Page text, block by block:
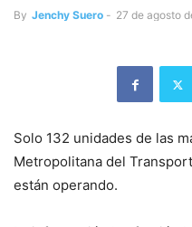
By Jenchy Suero - 27 de agosto
Solo 132 unidades de las
Metropolitana del
están operando.